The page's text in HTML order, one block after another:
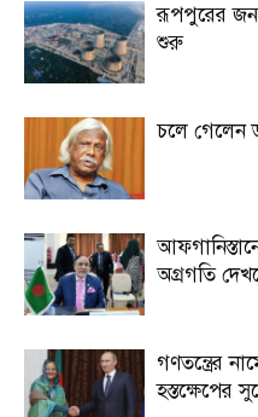
রূপপুরের
শুরু
চলে গেলেন
অগ্রগতি
গণতন্ত্রের
হস্তক্ষেপের